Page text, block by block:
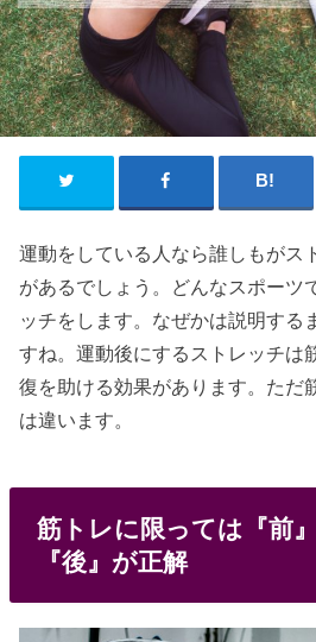
運動をしている人なら誰しもがス
があるでしょう。どんなスポーツ
ッチをします。なぜかは説明する
すね。運動後にするストレッチは
復を助ける効果があります。ただ
は違います。
筋トレに限っては『前
『後』が正解